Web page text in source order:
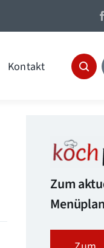
Kontakt
Zum
Menüplan